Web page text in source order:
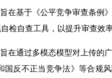
基于《公平竞争审查条例
检自查工具，以提升审查效率
通过多模态模型对上传的
反不正当竞争法》等合规